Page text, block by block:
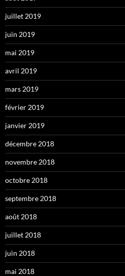
juillet 2019
juin 2019
mai 2019
avril 2019
mars 2019
février 2019
janvier 2019
décembre 2018
novembre 2018
octobre 2018
septembre 2018
août 2018
juillet 2018
juin 2018
mai 2018